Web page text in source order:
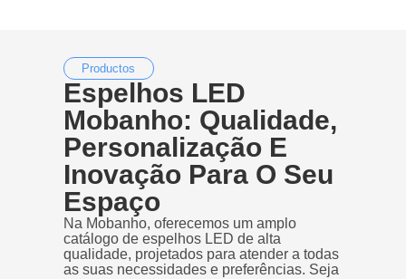
Productos
Espelhos LED
Mobanho: Qualidade,
Personalização E
Inovação Para O Seu
Espaço
Na Mobanho, oferecemos um amplo
catálogo de espelhos LED de alta
qualidade, projetados para atender a todas
as suas necessidades e preferências. Seja